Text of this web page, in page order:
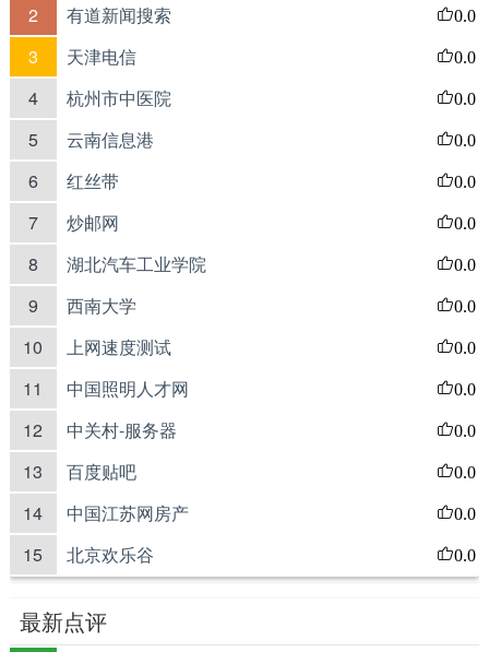
2 有道新闻搜索 0.0
3 天津电信 0.0
4 杭州市中医院 0.0
5 云南信息港 0.0
6 红丝带 0.0
7 炒邮网 0.0
8 湖北汽车工业学院 0.0
9 西南大学 0.0
10 上网速度测试 0.0
11 中国照明人才网 0.0
12 中关村-服务器 0.0
13 百度贴吧 0.0
14 中国江苏网房产 0.0
15 北京欢乐谷 0.0
最新点评